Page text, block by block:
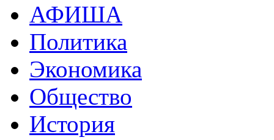
АФИША
Политика
Экономика
Общество
История